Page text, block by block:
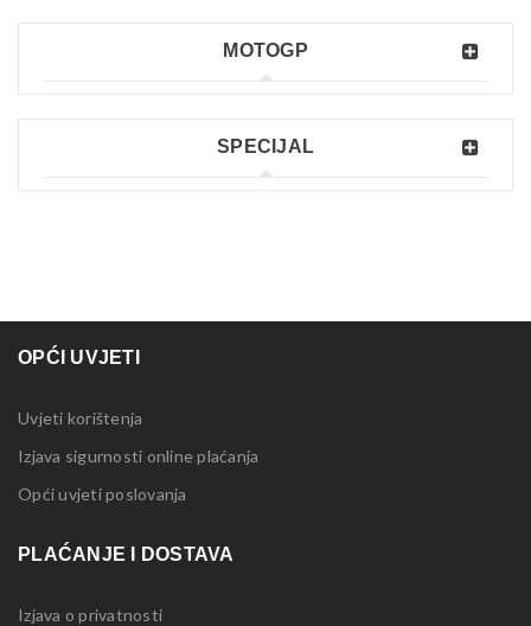
MOTOGP
SPECIJAL
OPĆI UVJETI
Uvjeti korištenja
Izjava sigurnosti online plaćanja
Opći uvjeti poslovanja
PLAĆANJE I DOSTAVA
Izjava o privatnosti